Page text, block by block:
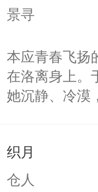
时候觉着她是
么忙都要帮
于可以和她
次相亲活动中
要先说。“我
起码给我一个
蹙眉，这人
身凛然正气的
景寻
本应青春飞扬
在洛离身上。
她沉静、冷漠
景年出现时，
骜不逊又光彩
织月
仓人